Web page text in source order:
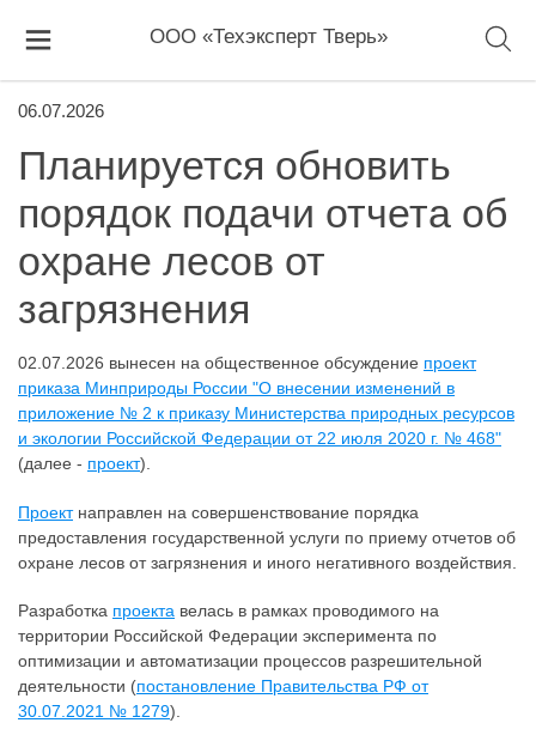
ООО «Техэксперт Тверь»
06.07.2026
Планируется обновить
порядок подачи отчета об
охране лесов от
загрязнения
02.07.2026 вынесен на общественное обсуждение проект
приказа Минприроды России "О внесении изменений в
приложение № 2 к приказу Министерства природных ресурсов
и экологии Российской Федерации от 22 июля 2020 г. № 468"
(далее - проект).
Проектнаправлен на совершенствование порядка
предоставления государственной услуги по приему отчетов об
охране лесов от загрязнения и иного негативного воздействия.
Разработка проекта велась в рамках проводимого на
территории Российской Федерации эксперимента по
оптимизации и автоматизации процессов разрешительной
деятельности (постановление Правительства РФ от
30.07.2021 № 1279).